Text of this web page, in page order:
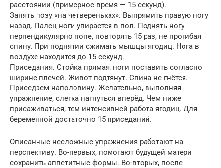
расстоянии (примерное время — 15 секунд).
Занять позу «на четвереньках». Выпрямить правую ногу
назад. Палец ноги упирается в пол. Поднять ногу
перпендикулярно попе, повторять 15 раз, не прогибая
спину. При поднятии сжимать мышцы ягодиц. Нога в
воздухе находится до 15 секунд.
Приседания. Стойка прямая, ноги поставить согласно
ширине плечей. Живот подтянут. Спина не гнётся.
Приседаем наполовину. Желательно, выполняя
упражнение, слегка нагнуться вперёд. Чем ниже
присаживаться, тем интенсивней работа ягодиц. Для
беременной достаточно 15 приседаний.
Описанные несложные упражнения работают на
перспективу. Во-первых, помогают будущей матери
сохранить аппетитные формы. Во-вторых, после